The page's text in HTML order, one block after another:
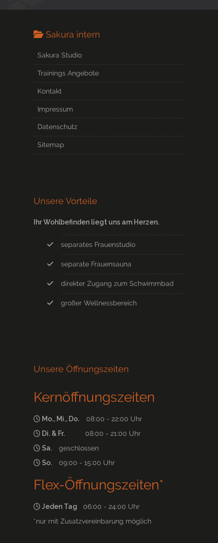
Sakura intern
Sakura Studio
Trainings Angebote
Kontakt
Impressum
Datenschutz
Sitemap
Unsere Vorteile
Ihr Wohlbefinden liegt uns am Herzen.
separates Frauenstudio
separate Frauensauna
direkter Zugang zum Schwimmbad
großer Wellnessbereich
Unsere Öffnungszeiten
Kernöffnungszeiten
Mo., Mi., Do.
08:00 - 22:00 Uhr
Di. & Fr.
08:00 - 21:00 Uhr
Sa.
geschlossen
So.
09:00 - 15:00 Uhr
Flex-Öffnungszeiten*
Jeden Tag 06:00 - 24:00 Uhr
*nur mit Zusatzvereinbarung möglich